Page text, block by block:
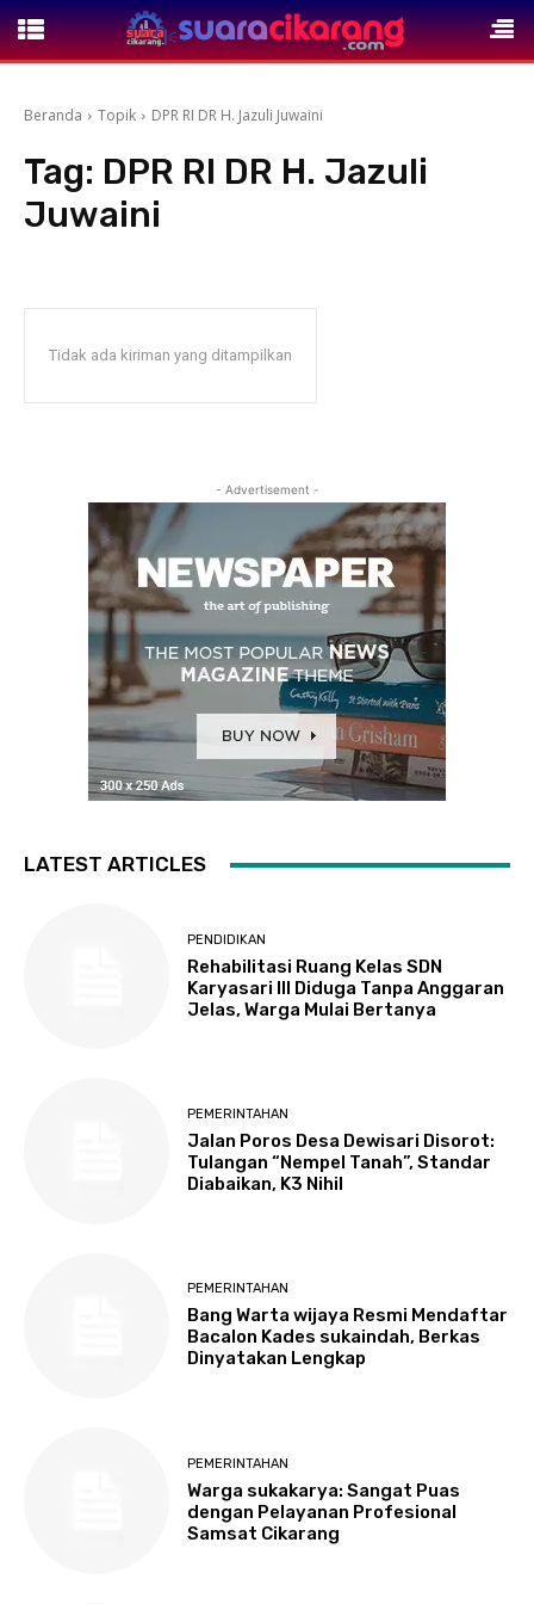
Beranda Topik DPR RI DR H. Jazuli Juwaini
Tag: DPR RI DR H. Jazuli
Juwaini
Tidak ada kiriman yang ditampilkan
- Advertisement -
LATEST ARTICLES
PENDIDIKAN
Rehabilitasi Ruang Kelas SDN
Karyasari III Diduga Tanpa Anggaran
Jelas, Warga Mulai Bertanya
PEMERINTAHAN
Jalan Poros Desa Dewisari Disorot:
Tulangan “Nempel Tanah”, Standar
Diabaikan, K3 Nihil
PEMERINTAHAN
Bang Warta wijaya Resmi Mendaftar
Bacalon Kades sukaindah, Berkas
Dinyatakan Lengkap
PEMERINTAHAN
Warga sukakarya: Sangat Puas
dengan Pelayanan Profesional
Samsat Cikarang